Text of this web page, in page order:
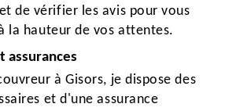
de vérifier les avis pour vous
la hauteur de vos attentes.
assurances
à Gisors, je dispose des
et d'une assurance